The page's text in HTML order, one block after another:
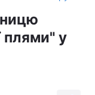
плями" у